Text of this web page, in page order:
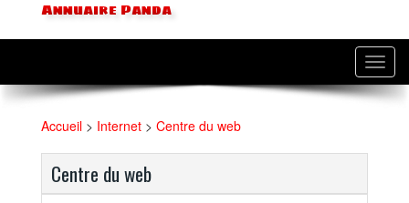
Annuaire Panda
Accueil > Internet > Centre du web
Centre du web